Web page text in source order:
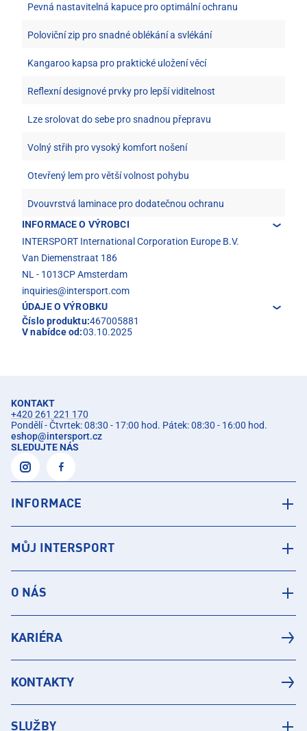
Pevná nastavitelná kapuce pro optimální ochranu
Poloviční zip pro snadné oblékání a svlékání
Kangaroo kapsa pro praktické uložení věcí
Reflexní designové prvky pro lepší viditelnost
Lze srolovat do sebe pro snadnou přepravu
Volný střih pro vysoký komfort nošení
Otevřený lem pro větší volnost pohybu
Dvouvrstvá laminace pro dodatečnou ochranu
INFORMACE O VÝROBCI
INTERSPORT International Corporation Europe B.V.
Van Diemenstraat 186
NL - 1013CP Amsterdam
inquiries@intersport.com
ÚDAJE O VÝROBKU
Číslo produktu:467005881
V nabídce od:03.10.2025
KONTAKT
+420 261 221 170
Pondělí - Čtvrtek: 08:30 - 17:00 hod. Pátek: 08:30 - 16:00 hod.
eshop@intersport.cz
SLEDUJTE NÁS
INFORMACE
MŮJ INTERSPORT
O NÁS
KARIÉRA
KONTAKTY
SLUŽBY